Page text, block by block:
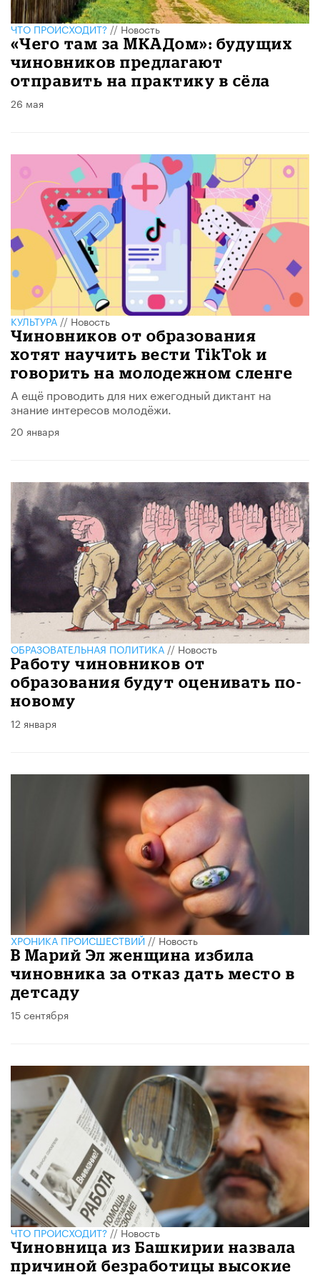
ЧТО ПРОИСХОДИТ?//Новость
​«Чего там за МКАДом»: будущих
чиновников предлагают
отправить на практику в сёла
26 мая
КУЛЬТУРА//Новость
Чиновников от образования
хотят научить вести TikTok и
говорить на молодежном сленге
А ещё проводить для них ежегодный диктант на
знание интересов молодёжи.
20 января
ОБРАЗОВАТЕЛЬНАЯ ПОЛИТИКА//Новость
Работу чиновников от
образования будут оценивать по-
новому
12 января
ХРОНИКА ПРОИСШЕСТВИЙ//Новость
В Марий Эл женщина избила
чиновника за отказ дать место в
детсаду
15 сентября
ЧТО ПРОИСХОДИТ?//Новость
Чиновница из Башкирии назвала
причиной безработицы высокие